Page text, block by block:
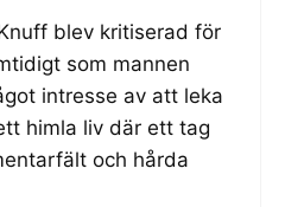
blev kritiserad för
som mannen
intresse av att leka
himla liv där ett tag
och hårda